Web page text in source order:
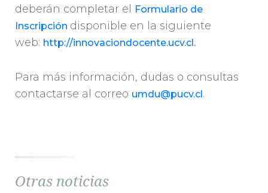
deberán completar el
Formulario de
Inscripción disponible en la siguiente
web: http://innovaciondocente.ucv.cl.
Para más información, dudas o consultas
contactarse al correo umdu@pucv.cl .
Otras noticias